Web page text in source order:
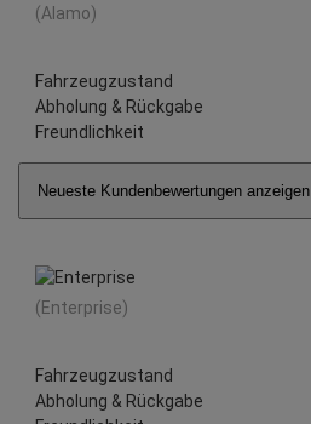
(Alamo)
Fahrzeugzustand
Abholung & Rückgabe
Freundlichkeit
Neueste Kundenbewertungen anzeigen
(Enterprise)
Fahrzeugzustand
Abholung & Rückgabe